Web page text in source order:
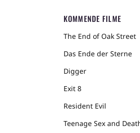
KOMMENDE FILME
The End of Oak Street
Das Ende der Sterne
Digger
Exit 8
Resident Evil